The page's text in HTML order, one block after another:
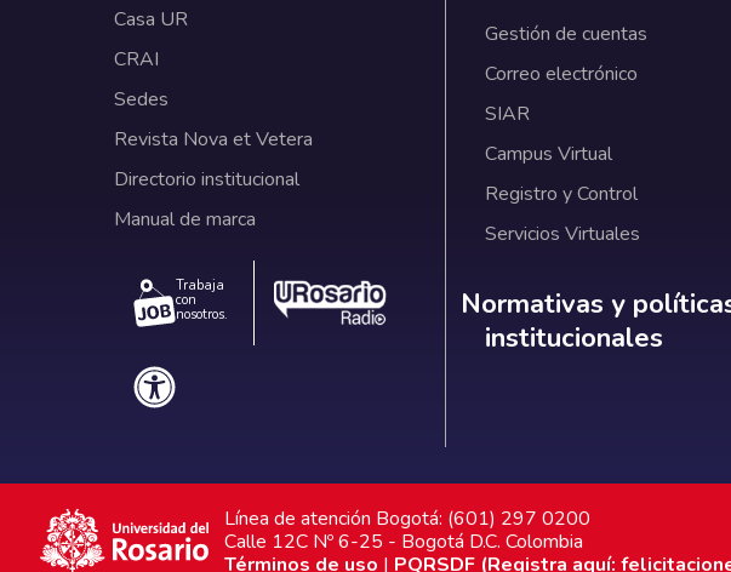
Casa UR
CRAI
Sedes
Revista Nova et Vetera
Directorio institucional
Manual de marca
Trabaja
con
nosotros.
Gestión de cuentas
Correo electrónico
SIAR
Campus Virtual
Registro y Control
Servicios Virtuales
Normativas y
Normativas y
institucionales
Línea de atención Bogotá: (601) 297 0200
Calle 12C Nº 6-25 - Bogotá D.C. Colombia
Términos de uso | PQRSDF (Registra aquí: